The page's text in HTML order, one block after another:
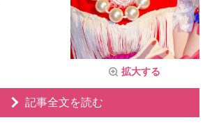
拡大する
記事全文を読む